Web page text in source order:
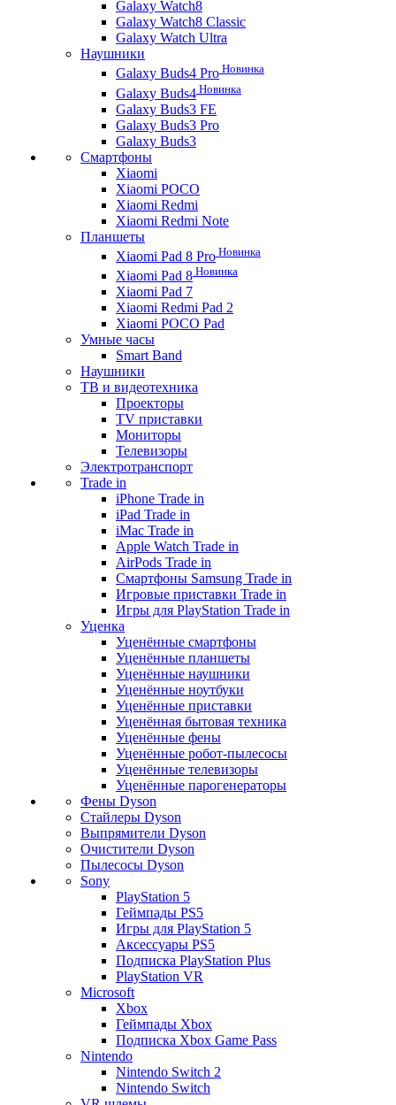
Galaxy Watch8
Galaxy Watch8 Classic
Galaxy Watch Ultra
Наушники
Galaxy Buds4 Pro Новинка
Galaxy Buds4 Новинка
Galaxy Buds3 FE
Galaxy Buds3 Pro
Galaxy Buds3
Смартфоны
Xiaomi
Xiaomi POCO
Xiaomi Redmi
Xiaomi Redmi Note
Планшеты
Xiaomi Pad 8 Pro Новинка
Xiaomi Pad 8 Новинка
Xiaomi Pad 7
Xiaomi Redmi Pad 2
Xiaomi POCO Pad
Умные часы
Smart Band
Наушники
ТВ и видеотехника
Проекторы
TV приставки
Мониторы
Телевизоры
Электротранспорт
Trade in
iPhone Trade in
iPad Trade in
iMac Trade in
Apple Watch Trade in
AirPods Trade in
Смартфоны Samsung Trade in
Игровые приставки Trade in
Игры для PlayStation Trade in
Уценка
Уценённые смартфоны
Уценённые планшеты
Уценённые наушники
Уценённые ноутбуки
Уценённые приставки
Уценённая бытовая техника
Уценённые фены
Уценённые робот-пылесосы
Уценённые телевизоры
Уценённые парогенераторы
Фены Dyson
Стайлеры Dyson
Выпрямители Dyson
Очистители Dyson
Пылесосы Dyson
Sony
PlayStation 5
Геймпады PS5
Игры для PlayStation 5
Аксессуары PS5
Подписка PlayStation Plus
PlayStation VR
Microsoft
Xbox
Геймпады Xbox
Подписка Xbox Game Pass
Nintendo
Nintendo Switch 2
Nintendo Switch